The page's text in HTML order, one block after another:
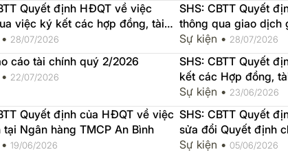
Quyết định HĐQT về việc
việc ký kết các hợp đồng, tài
dịch giữa SHS và SHB
28/07/2026
SHS: CBTT Quyết
thông qua giao dịch
Sự kiện • 28/07/2026
cáo tài chính quý 2/2026
22/07/2026
SHS: CBTT Quyết
kết các Hợp đồng,
SHS và SHB
Sự kiện • 23/06/2026
Quyết định của HĐQT về việc
Ngân hàng TMCP An Bình
19/06/2026
SHS: CBTT Quyết
sửa đổi Quyết định
Chi nhánh Thành
Sự kiện • 05/06/2026